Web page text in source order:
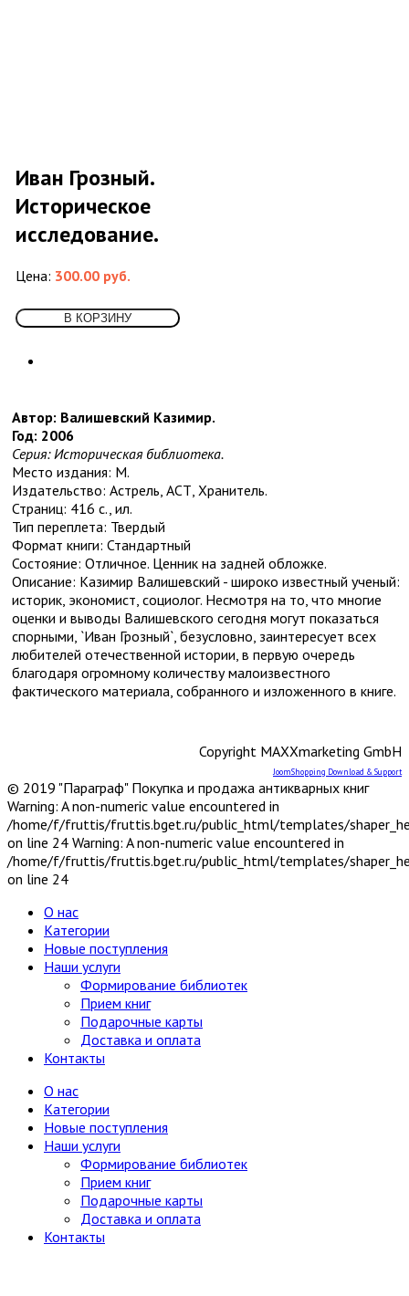
Другое
Учебники и самоучители иностранных
Физика
Античная
Восточная
ХХI вв.)
Средневековье, Возрождение
Фотография
Химия, хим. производство
Хобби и увлечения
Художественная литература
Драматургия
Исторические романы
Поэзия XX-XXI вв.
Поэзия до XX в.
Приключения
Проза
4
Проза зарубежная XX-XXI вв.
Проза зарубежная до XX в.
Проза отечественная XX-XXI вв.
научной фантастики
Серия: Литературные памятники
Фантастика
2
Фантастика зарубежная
Фантастика отечественная
Экономика, политэкономия
Электроника, электротехника, радио и связь
Энергетика
Русский язык
Иван Грозный.
Историческое
исследование.
Цена: 300.00 руб.
Автор: Валишевский Казимир.
Год: 2006
Серия: Историческая библиотека.
Место издания: М.
Издательство: Астрель, АСТ, Хранитель.
Страниц: 416 с., ил.
Тип переплета: Твердый
Формат книги: Стандартный
Состояние: Отличное. Ценник на задней обложке.
Описание: Казимир Валишевский - широко известный ученый:
историк, экономист, социолог. Несмотря на то, что многие
оценки и выводы Валишевского сегодня могут показаться
спорными, `Иван Грозный`, безусловно, заинтересует всех
любителей отечественной истории, в первую очередь
благодаря огромному количеству малоизвестного
фактического материала, собранного и изложенного в книге.
Copyright MAXXmarketing GmbH
JoomShopping Download & Support
© 2019 "Параграф" Покупка и продажа антикварных книг
Warning: A non-numeric value encountered in
/home/f/fruttis/fruttis.bget.ru/public_html/templates/
on line 24 Warning: A non-numeric value encountered in
/home/f/fruttis/fruttis.bget.ru/public_html/templates/
on line 24
О нас
Категории
Новые поступления
Наши услуги
Формирование библиотек
Прием книг
Подарочные карты
Доставка и оплата
Контакты
О нас
Категории
Новые поступления
Наши услуги
Формирование библиотек
Прием книг
Подарочные карты
Доставка и оплата
Контакты